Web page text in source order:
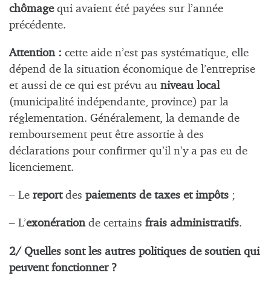
chômage qui avaient été payées sur l’année
précédente.
Attention : cette aide n’est pas systématique, elle
dépend de la situation économique de l’entreprise
et aussi de ce qui est prévu au niveau local
(municipalité indépendante, province) par la
réglementation. Généralement, la demande de
remboursement peut être assortie à des
déclarations pour confirmer qu’il n’y a pas eu de
licenciement.
– Le report des paiements de taxes et impôts ;
– L’exonérationde certains frais administratifs.
2/ Quelles sont les autres politiques de soutien qui
peuvent fonctionner ?